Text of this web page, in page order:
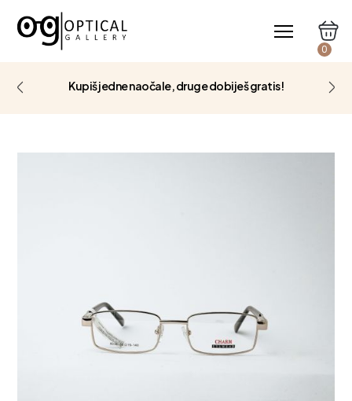
0
Kupiš jedne naočale, druge dobiješ gratis!